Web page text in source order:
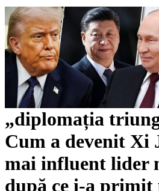
„diplomația
Cum a devenit Xi
mai influent lider
după ce i-a primit